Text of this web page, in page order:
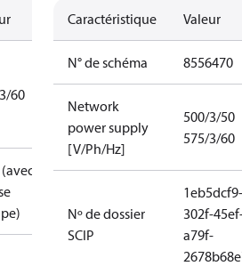
60
Caractéristique Valeur
N° de schéma 8556470
Network
power supply
[V/Ph/Hz]
500/3/50
575/3/60
Nº de dossier
SCIP
1eb5dcf9-
302f-
a79f-